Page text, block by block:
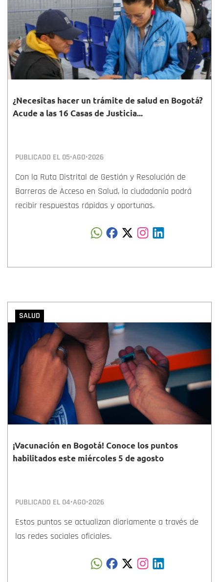
¿Necesitas hacer un trámite de salud en Bogotá?
Acude a las 16 Casas de Justicia...
PUBLICADO EL 05•AGO•2026
Con la Ruta Distrital de Gestión y Resolución de
Barreras de Acceso en Salud, la ciudadanía podrá
recibir respuestas rápidas y oportunas.
SALUD
¡Vacunación en Bogotá! Conoce los puntos
habilitados este miércoles 5 de agosto
PUBLICADO EL 04•AGO•2026
Estos puntos se actualizan diariamente a través de
las redes sociales oficiales.